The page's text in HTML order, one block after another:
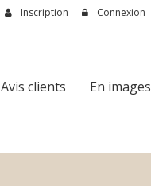
Avis clients En images
Inscription Connexion